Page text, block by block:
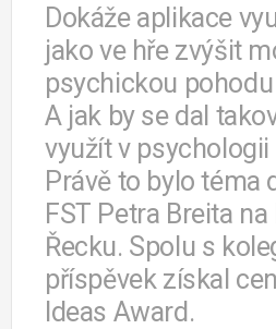
Dokáže aplikace
jako ve hře zvýšit
psychickou
A jak by se dal
využít v psychologii
Právě to bylo téma
FST Petra Breita
Řecku. Spolu s
příspěvek získal
Ideas Award.